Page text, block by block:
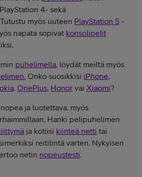
4- sekä
myös uuteen PlayStation 5 -
napata sopivat konsolipelit
puhelimella, löydät meiltä myös
Onko suosikkisi iPhone,
, OnePlus, Honor vai Xiaomi?
ja luotettava, myös
Hanki pelipuhelimen
liittymä ja kotiisi kiinteä netti tai
reititintä varten. Nykyisen
netin nopeustesti.